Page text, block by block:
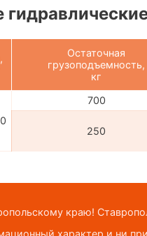
Остаточная
грузоподъемность,
кг
700
250
краю!
характер и ни